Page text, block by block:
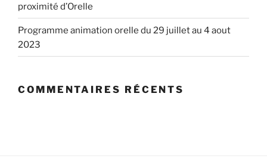
proximité d’Orelle
Programme animation orelle du 29 juillet au 4 aout
2023
COMMENTAIRES RÉCENTS